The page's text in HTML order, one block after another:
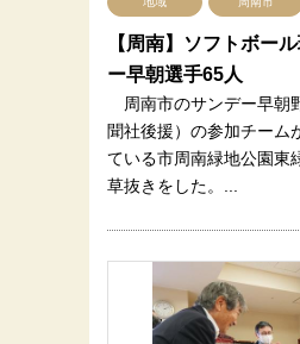
【周南】ソフトボー
ー早朝選手65人
周南市のサンデー早朝
聞社後援）の参加チーム
ている市周南緑地公園東
草抜きをした。...